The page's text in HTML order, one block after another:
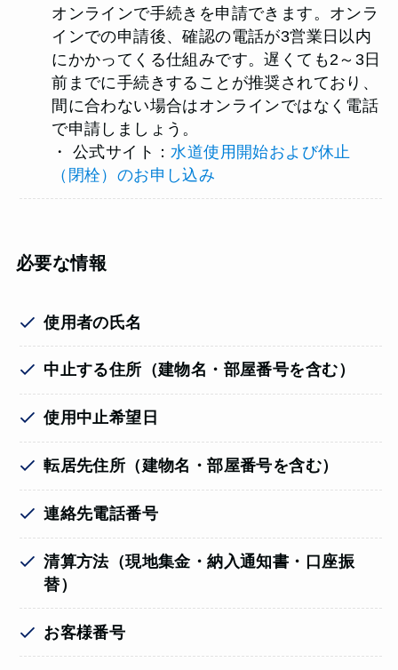
オンラインで手続きを申請できます。オンラ
インでの申請後、確認の電話が3営業日以内
にかかってくる仕組みです。遅くても2～3日
前までに手続きすることが推奨されており、
間に合わない場合はオンラインではなく電話
で申請しましょう。
・ 公式サイト： 水道使用開始および休止
（閉栓）のお申し込み
必要な情報
使用者の氏名
中止する住所（建物名・部屋番号を含む）
使用中止希望日
転居先住所（建物名・部屋番号を含む）
連絡先電話番号
清算方法（現地集金・納入通知書・口座振
替）
お客様番号